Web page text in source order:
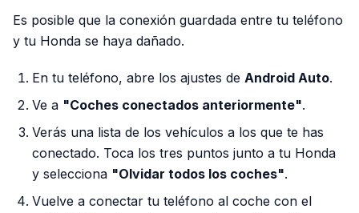
Es posible que la conexión guardada entre tu teléfono
y tu Honda se haya dañado.
En tu teléfono, abre los ajustes de Android Auto.
Ve a "Coches conectados anteriormente".
Verás una lista de los vehículos a los que te has
conectado. Toca los tres puntos junto a tu Honda
y selecciona "Olvidar todos los coches".
Vuelve a conectar tu teléfono al coche con el